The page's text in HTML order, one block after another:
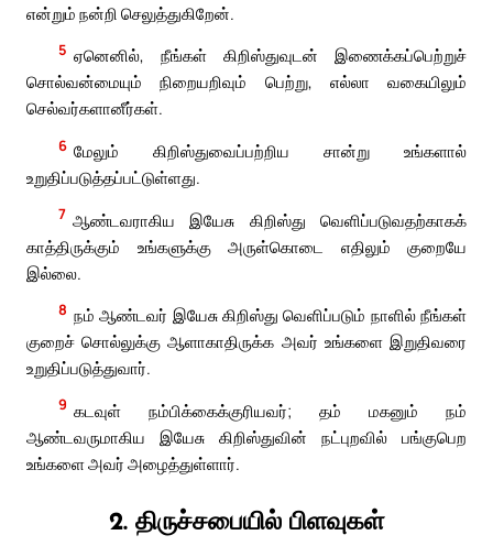
என்றும் நன்றி செலுத்துகிறேன்.
5 ஏனெனில், நீங்கள் கிறிஸ்துவுடன் இணைக்கப்பெற்றுச்
சொல்வன்மையும் நிறையறிவும் பெற்று, எல்லா வகையிலும்
செல்வர்களானீர்கள்.
6 மேலும் கிறிஸ்துவைப்பற்றிய சான்று உங்களால்
உறுதிப்படுத்தப்பட்டுள்ளது.
7 ஆண்டவராகிய இயேசு கிறிஸ்து வெளிப்படுவதற்காகக்
காத்திருக்கும் உங்களுக்கு அருள்கொடை எதிலும் குறையே
இல்லை.
8 நம் ஆண்டவர் இயேசு கிறிஸ்து வெளிப்படும் நாளில் நீங்கள்
குறைச் சொல்லுக்கு ஆளாகாதிருக்க அவர் உங்களை இறுதிவரை
உறுதிப்படுத்துவார்.
9 கடவுள் நம்பிக்கைக்குரியவர்; தம் மகனும் நம்
ஆண்டவருமாகிய இயேசு கிறிஸ்துவின் நட்புறவில் பங்குபெற
உங்களை அவர் அழைத்துள்ளார்.
2. திருச்சபையில் பிளவுகள்